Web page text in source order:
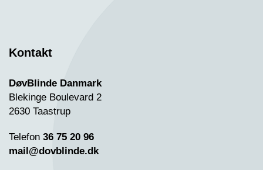
Kontakt
DøvBlinde Danmark
Blekinge Boulevard 2
2630 Taastrup
Telefon 36 75 20 96
mail@dovblinde.dk